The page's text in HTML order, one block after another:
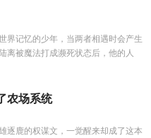
界记忆的少年，当两者相遇时会产生
离被魔法打成濒死状态后，他的人
农场系统
逐鹿的权谋文，一觉醒来却成了这本